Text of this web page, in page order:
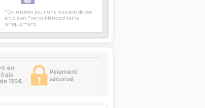
* Estimation pour une livraison de cet
article en France Métropolitaine
uniquement.